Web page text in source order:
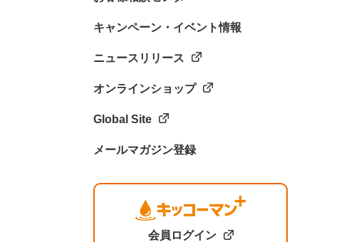
キャンペーン・イベント情報
ニュースリリース
オンラインショップ
Global Site
メールマガジン登録
会員ログイン